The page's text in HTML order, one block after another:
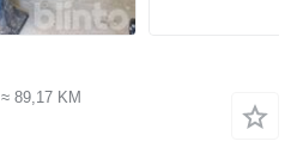
≈ 89,17 KM